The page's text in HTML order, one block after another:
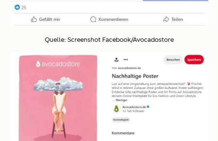
Quelle: Screenshot Facebook/Avocadostore